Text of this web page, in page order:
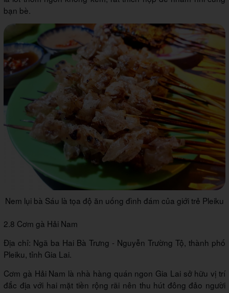
bạn bè.
Nem lụi bà Sáu là tọa độ ăn uống đình đám của giới trẻ Pleiku
2.8 Cơm gà Hải Nam
Địa chỉ: Ngã ba Hai Bà Trưng - Nguyễn Trường Tộ, thành phố
Pleiku, tỉnh Gia Lai.
Cơm gà Hải Nam là nhà hàng quán ngon Gia Lai sở hữu vị trí
đắc địa với hai mặt tiền rộng rãi nên thu hút đông đảo người